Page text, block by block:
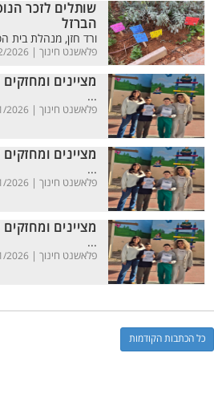
שותלים לזכר
הברזל
ורד חזן, מנהלת בית
פלאשנט חינוך | 2026
מציינים
...
פלאשנט חינוך | 2026
מציינים
...
פלאשנט חינוך | 2026
מציינים
...
פלאשנט חינוך | 2026
כל הכתבות הקודמות